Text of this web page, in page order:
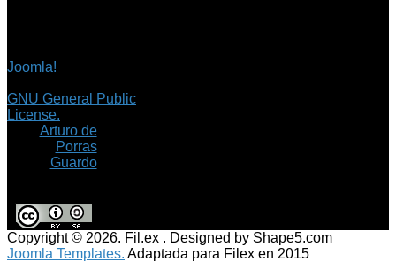
Joomla!
GNU General Public
License.
Arturo de
Porras
Guardo
Copyright © 2026. Fil.ex . Designed by Shape5.com
Joomla Templates. Adaptada para Filex en 2015